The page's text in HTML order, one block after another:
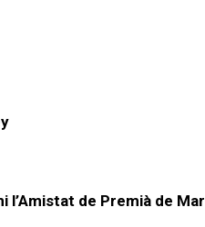
l’Amistat de Premià de Mar